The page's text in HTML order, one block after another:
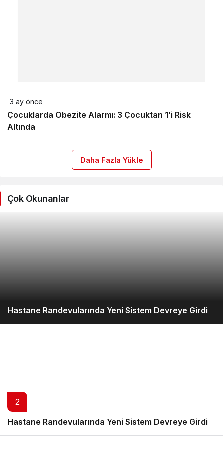
3 ay önce
Çocuklarda Obezite Alarmı: 3 Çocuktan 1’i Risk
Altında
Daha Fazla Yükle
Çok Okunanlar
Hastane Randevularında Yeni Sistem Devreye Girdi
2
Hastane Randevularında Yeni Sistem Devreye Girdi